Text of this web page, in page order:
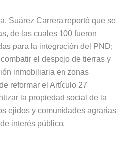
Suárez Carrera reportó que se
de las cuales 100 fueron
para la integración del PND;
el despojo de tierras y
inmobiliaria en zonas
reformar el Artículo 27
la propiedad social de la
ejidos y comunidades agrarias
interés público.